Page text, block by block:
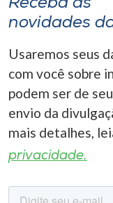
Receba as
novidades
Usaremos seus
com você sobre
podem ser de
envio da
mais detalhes,
privacidade.